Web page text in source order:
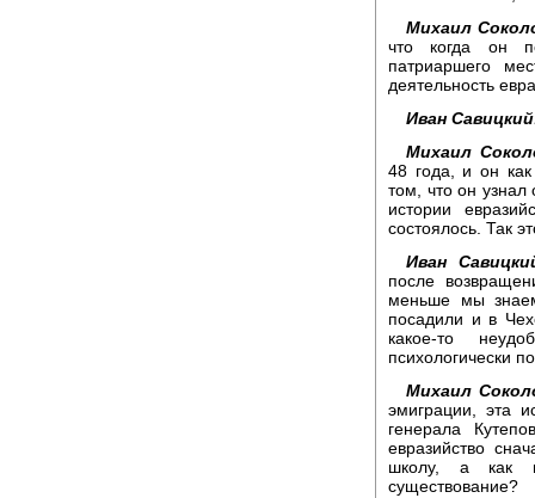
Михаил
что когда он
патриаршего
деятельность
Иван
Михаил
48 года, и он
том, что он узнал
истории
состоялось. Так
Иван
после
меньше мы
посадили и в
какое-то
психологически
Михаил
эмиграции, эта
генерала
евразийство
школу, а как
существование?